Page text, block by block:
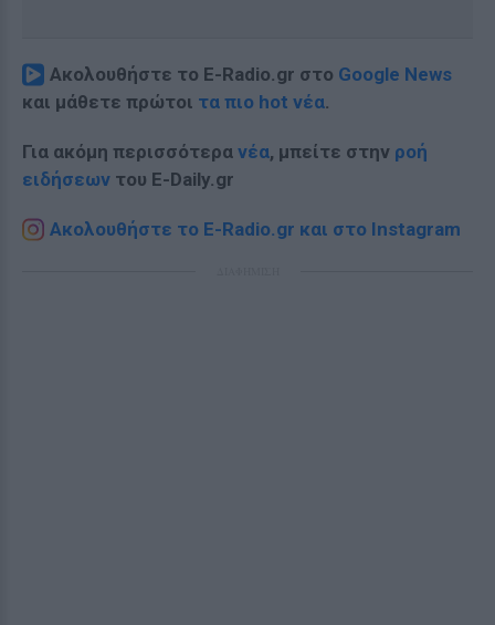
Ακολουθήστε το E-Radio.gr στο Google News
και μάθετε πρώτοι τα πιο hot νέα.
Για ακόμη περισσότερα νέα, μπείτε στην ροή
ειδήσεων του E-Daily.gr
Ακολουθήστε το E-Radio.gr και στο Instagram